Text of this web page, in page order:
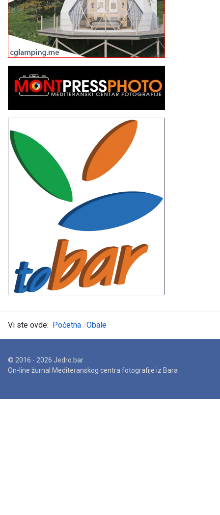
Vi ste ovde: Početna Obale
© 2016 - 2026 Jedro.bar
On-line žurnal Mediteranskog centra fotografije iz Bara